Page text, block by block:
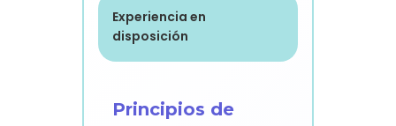
Experiencia en
disposición
Principios de